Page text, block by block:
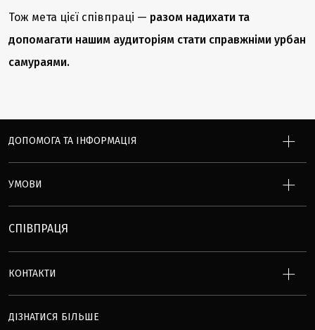
Тож мета цієї співпраці — разом надихати та
допомагати нашим аудиторіям стати справжніми урбан
самураями.
ДОПОМОГА ТА ІНФОРМАЦІЯ
УМОВИ
СПІВПРАЦЯ
КОНТАКТИ
ДІЗНАТИСЯ БІЛЬШЕ